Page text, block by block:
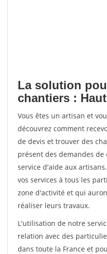
La solution
chantiers :
Vous êtes un artisan et
découvrez comment
de devis et trouver des
présent des demandes
service d'aide aux
vos services à tous les
zone d'activité et qui
réaliser leurs travaux.
L'utilisation de notre
relation avec des
dans toute la France et